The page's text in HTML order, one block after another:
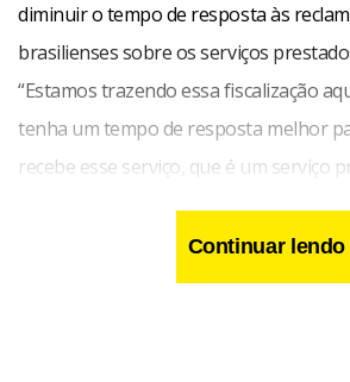
diminuir o tempo de resposta às
brasilienses sobre os serviços
“Estamos trazendo essa fiscalização
tenha um tempo de resposta melhor
recebe esse serviço, que é um serviço
empresa privada, mas nós temos que
as reclamações”, argumentou.
Continuar lendo